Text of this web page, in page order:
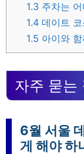
1.3 주차는
1.4 데이트
1.5 아이와
자주 묻는
6월 서울
게 해야 하